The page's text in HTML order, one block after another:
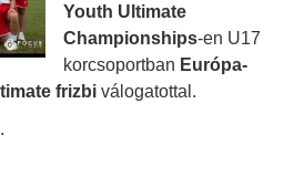
Youth Ultimate
Championships-en U17
korcsoportban Európa-
frizbiválogatottal.